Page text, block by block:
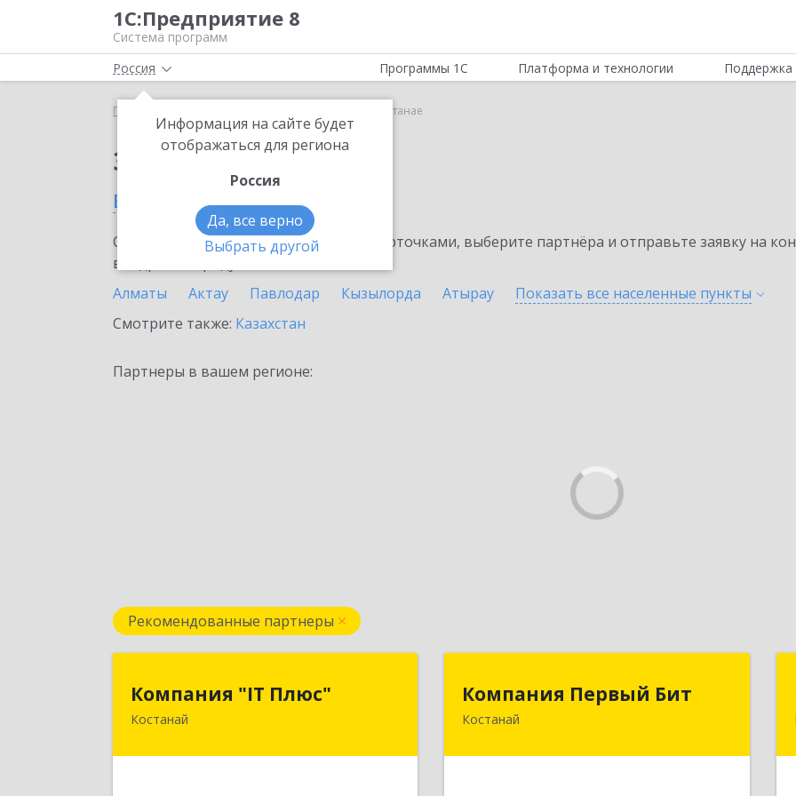
1С:Предприятие 8
Система программ
Россия
Информация на сайте будет
отображаться для региона
Россия
Да, все верно
Выбрать другой
Программы 1С Платформа и технологии Поддержка
Главная ЮKassa в Костанае
Заказать ЮKassa
в Костанае
Ознакомьтесь с информационными карточками, выберите партнёра и отправьте заявку на
внедрение продукта.
Алматы
Актау Павлодар Кызылорда Атырау Показать все населенные пункты
Смотрите также: Казахстан
Партнеры в вашем регионе:
Рекомендованные партнеры
Компания "IT Плюс"
Костанай
Компания Первый Бит
Костанай
Компания Первый Бит
Республика Казахстан, г. Костанай,